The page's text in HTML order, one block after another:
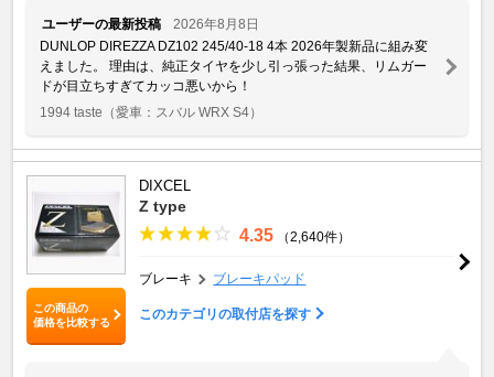
ユーザーの最新投稿
2026年8月8日
DUNLOP DIREZZA DZ102 245/40-18 4本 2026年製新品に組み変
えました。 理由は、純正タイヤを少し引っ張った結果、リムガー
ドが目立ちすぎてカッコ悪いから！
1994 taste （愛車：スバル WRX S4）
この商品の
価格を比較する
DIXCEL
Z type
4.35 （2,640件）
ブレーキ ブレーキパッド
このカテゴリの取付店を探す